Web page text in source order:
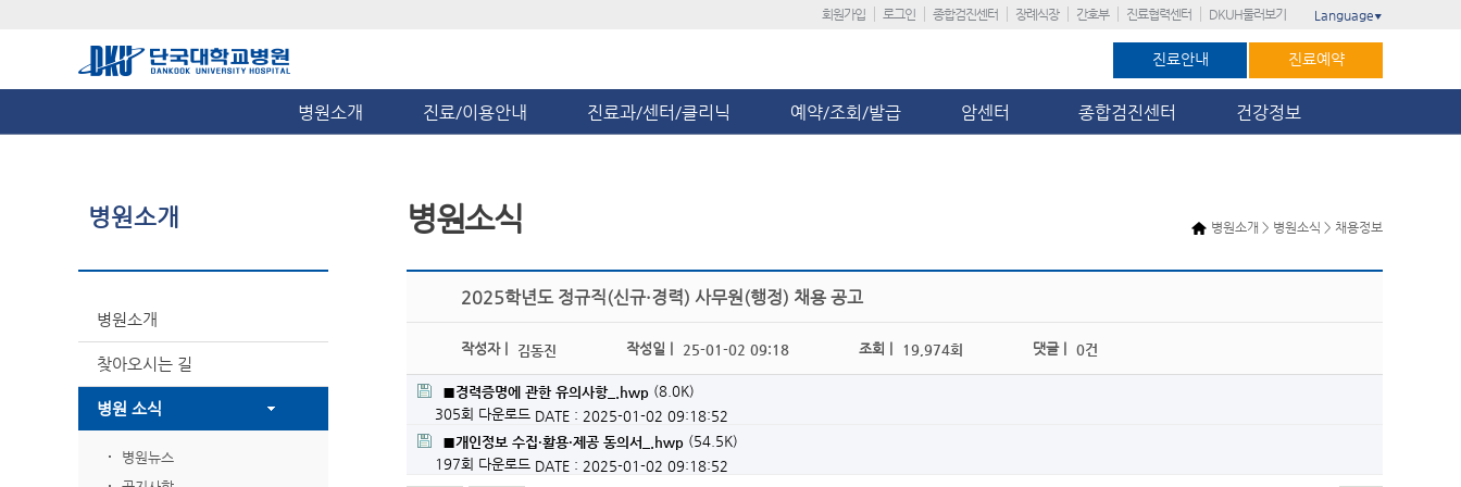
회원가입 로그인 종합검진센터 장례식장 간호부 진료협력센터 DKUH둘러보기 Language ▼
진료안내 진료예약
병원소개 진료/이용안내 진료과/센터/클리닉 예약/조회/발급 암센터 종합검진센터 건강정보
병원소개
병원소개
찾아오시는 길
병원 소식
병원뉴스
병원소개 > 병원소식 > 채용정보
병원소식
2025학년도 정규직(신규·경력) 사무원(행정) 채용 공고
작성자 | 김동진 작성일 | 25-01-02 09:18 조회 | 19,974회 댓글 | 0건
■경력증명에 관한 유의사항_.hwp (8.0K)
305회 다운로드 DATE : 2025-01-02 09:18:52
■개인정보 수집·활용·제공 동의서_.hwp (54.5K)
197회 다운로드 DATE : 2025-01-02 09:18:52